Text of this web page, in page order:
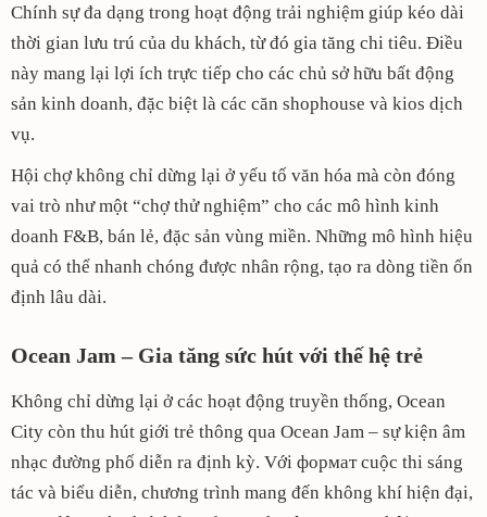
Chính sự đa dạng trong hoạt động trải nghiệm giúp kéo dài
thời gian lưu trú của du khách, từ đó gia tăng chi tiêu. Điều
này mang lại lợi ích trực tiếp cho các chủ sở hữu bất động
sản kinh doanh, đặc biệt là các căn shophouse và kios dịch
vụ.
Hội chợ không chỉ dừng lại ở yếu tố văn hóa mà còn đóng
vai trò như một “chợ thử nghiệm” cho các mô hình kinh
doanh F&B, bán lẻ, đặc sản vùng miền. Những mô hình hiệu
quả có thể nhanh chóng được nhân rộng, tạo ra dòng tiền ổn
định lâu dài.
Ocean Jam – Gia tăng sức hút với thế hệ trẻ
Không chỉ dừng lại ở các hoạt động truyền thống, Ocean
City còn thu hút giới trẻ thông qua Ocean Jam – sự kiện âm
nhạc đường phố diễn ra định kỳ. Với формат cuộc thi sáng
tác và biểu diễn, chương trình mang đến không khí hiện đại,